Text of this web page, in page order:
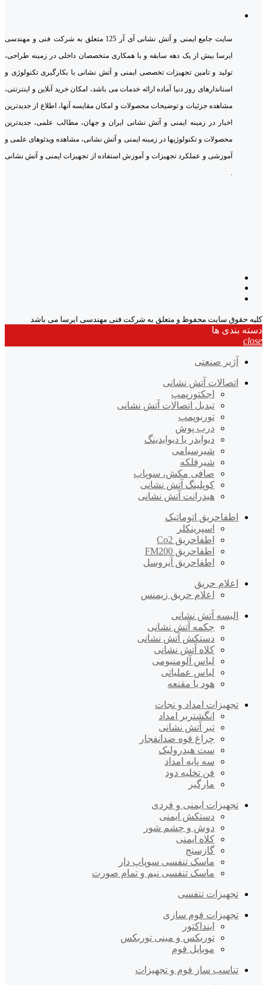
سایت جامع ایمنی و آتش نشانی آی آر 125 متعلق به شرکت فنی و مهندسی
ایرسا بیش از یک دهه سابقه و با همکاری متخصصان داخلی در زمینه طراحی،
تولید و تامین تجهیزات تخصصی ایمنی و آتش نشانی با بکارگیری تکنولوژی و
استاندارهای روز دنیا آماده ارائه خدمات می باشد، امکان خرید آنلاین و اینترنتی،
مشاهده جزئیات و توضیحات محصولات و امکان مقایسه آنها، اطلاع از جدیدترین
اخبار در زمینه ایمنی و آتش نشانی ایران و جهان، مطالب علمی، جدیدترین
محصولات و تکنولوژیها در زمینه ایمنی و آتش نشانی، مشاهده ویدئوهای علمی و
آموزشی و عملکرد تجهیزات و آموزش استفاده از تجهیزات ایمنی و آتش نشانی
.
کلیه حقوق سایت محفوظ و متعلق به شرکت فنی مهندسی ایرسا می باشد
دسته بندی ها
close
آژیر صنعتی
اتصالات آتش نشانی
اجکتورپمپ
تبدیل اتصالات آتش نشانی
توربوپمپ
درب پوش
دیوایدر یا دیوایدینگ
شیرسیامی
شیرفلکه
صافی مکش، سوپاپ
کوپلینگ آتش نشانی
هیدرانت آتش نشانی
اطفاحریق اتوماتیک
اسپرینکلر
اطفاحریق Co2
اطفاحریق FM200
اطفاحریق آیروسل
اعلام حریق
اعلام حریق زیمنس
البسه آتش نشانی
چکمه آتش نشانی
دستکش آتش نشانی
کلاه آتش نشانی
لباس آلومنیومی
لباس عملیاتی
هود یا مقنعه
تجهیزات امداد و نجات
انگشتربر امداد
تبر آتش نشانی
چراغ قوه ضدانفجار
ست هیدرولیک
سه پایه امداد
فن تخلیه دود
مارگیر
تجهیزات ایمنی و فردی
دستکش ایمنی
دوش و چشم شور
کلاه ایمنی
گازسنج
ماسک تنفسی سوپاپ دار
ماسک تنفسی نیم و تمام صورت
تجهیزات تنفسی
تجهیزات فوم سازی
اینداکتور
توربکس و مینی توربکس
موبایل فوم
تناسب ساز فوم و تجهیزات